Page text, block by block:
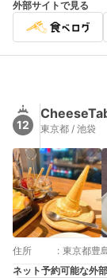
外部サイトで見る
12 東京都 / 池袋
住所 : 東京都豊
ネット予約可能な外